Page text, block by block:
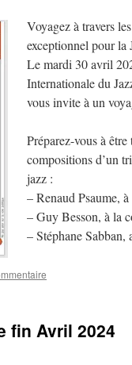
Voyagez à travers
exceptionnel pour la
Le mardi 30 avril
Internationale du
vous invite à un
Préparez-vous à
compositions d’un
jazz :
– Renaud Psaume,
– Guy Besson, à la
– Stéphane Sabban,
fin Avril 2024